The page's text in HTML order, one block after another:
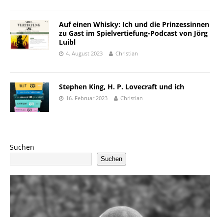
Auf einen Whisky: Ich und die Prinzessinnen
zu Gast im Spielvertiefung-Podcast von Jörg
Luibl
4. August 2023 Christian
Stephen King, H. P. Lovecraft und ich
16. Februar 2023 Christian
Suchen
Suchen